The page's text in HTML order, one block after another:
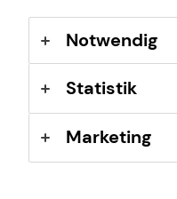
Notwendig
Statistik
Marketing